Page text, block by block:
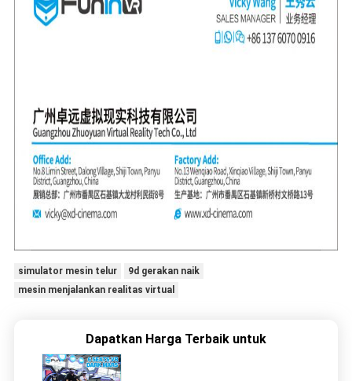
simulator mesin telur
9d gerakan naik
mesin menjalankan realitas virtual
Dapatkan Harga Terbaik untuk